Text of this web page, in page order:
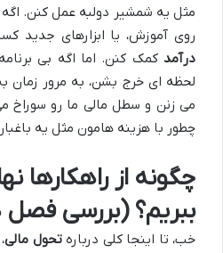
مثل یه شمشیر دولبه عمل کنن.
روی آموزش، یا ابزارهای جدید
درآمد کمک کنن. اما اگه بی
لحظه ای خرج بشن، به مرور زمان
می زنن و سطل مالی ما رو سوراخ
چطور با هزینه هامون مثل یه
چگونه از راهکارها
ببریم؟ (بررسی
خب، تا اینجا کلی دربارهتحول مالی